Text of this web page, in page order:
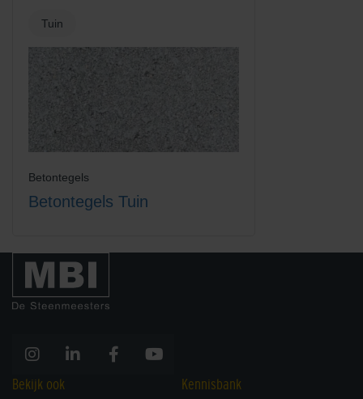
Tuin
Betontegels
Betontegels Tuin
Bekijk ook Kennisbank